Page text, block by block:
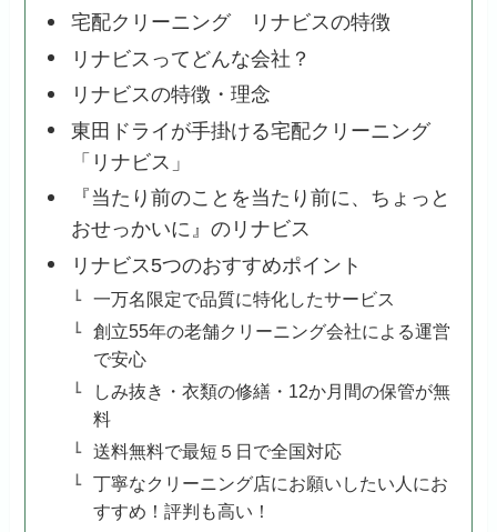
宅配クリーニング リナビスの特徴
リナビスってどんな会社？
リナビスの特徴・理念
東田ドライが手掛ける宅配クリーニング
「リナビス」
『当たり前のことを当たり前に、ちょっと
おせっかいに』のリナビス
リナビス5つのおすすめポイント
一万名限定で品質に特化したサービス
創立55年の老舗クリーニング会社による運営
で安心
しみ抜き・衣類の修繕・12か月間の保管が無
料
送料無料で最短５日で全国対応
丁寧なクリーニング店にお願いしたい人にお
すすめ！評判も高い！